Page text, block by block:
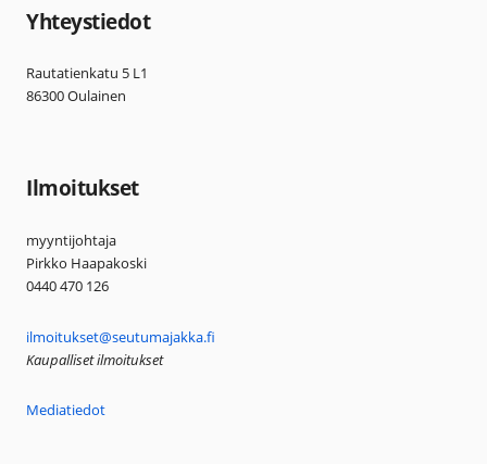
Yhteystiedot
Rautatienkatu 5 L1
86300 Oulainen
Ilmoitukset
myyntijohtaja
Pirkko Haapakoski
0440 470 126
ilmoitukset@seutumajakka.fi
Kaupalliset ilmoitukset
Mediatiedot